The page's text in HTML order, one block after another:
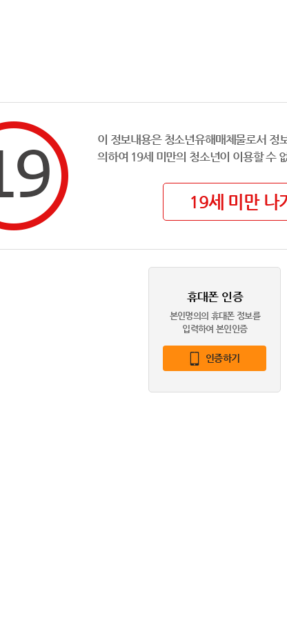
이 정보내용은 청소년유해매체물로서 정
의하여 19세 미만의 청소년이 이용할 수
19세 미만 나
휴대폰 인증
본인명의의 휴대폰 정보를
입력하여 본인인증
인증하기